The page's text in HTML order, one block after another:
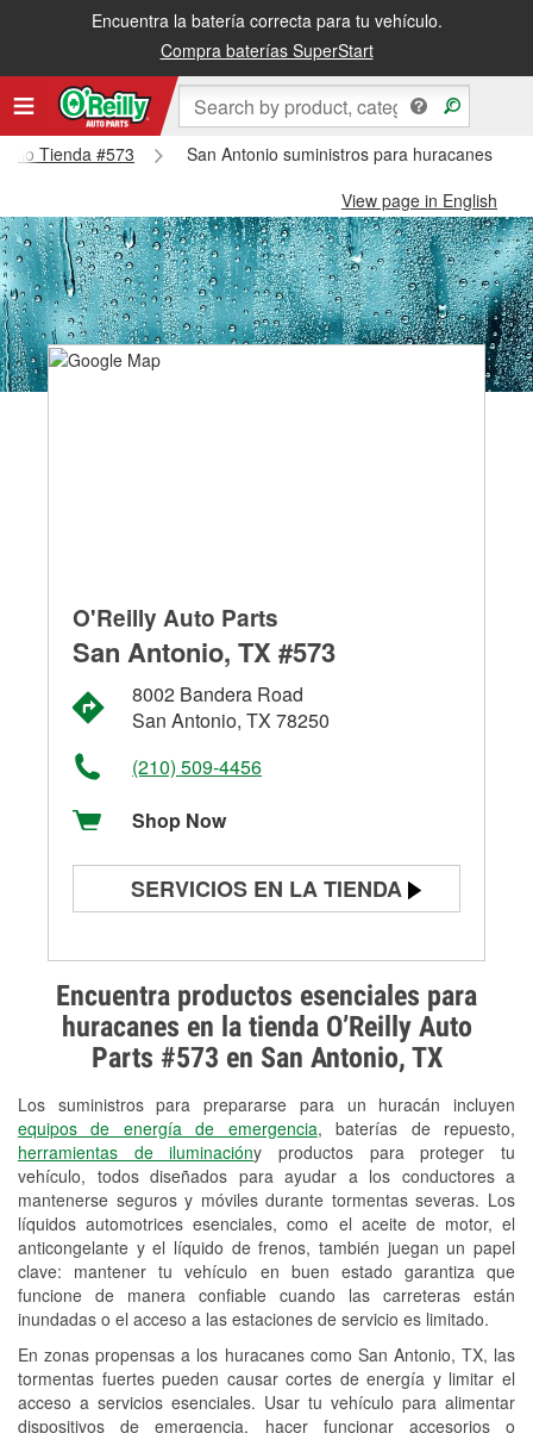
Encuentra la batería correcta para tu vehículo.
Compra baterías SuperStart
Tienda #573
San Antonio suministros para huracanes y
View page in English
Encuentra productos esenciales para
huracanes en la tienda O’Reilly Auto
Parts #573 en San Antonio, TX
Los suministros para prepararse para un huracán incluyen
equipos de energía de emergencia, baterías de repuesto,
herramientas de iluminacióny productos para proteger tu
vehículo, todos diseñados para ayudar a los conductores a
mantenerse seguros y móviles durante tormentas severas. Los
líquidos automotrices esenciales, como el aceite de motor, el
anticongelante y el líquido de frenos, también juegan un papel
clave: mantener tu vehículo en buen estado garantiza que
funcione de manera confiable cuando las carreteras están
inundadas o el acceso a las estaciones de servicio es limitado.
En zonas propensas a los huracanes como San Antonio, TX, las
tormentas fuertes pueden causar cortes de energía y limitar el
acceso a servicios esenciales. Usar tu vehículo para alimentar
dispositivos de emergencia, hacer funcionar accesorios o
O'Reilly Auto Parts
San Antonio, TX #573
8002 Bandera Road
San Antonio, TX 78250
(210) 509-4456
Shop Now
SERVICIOS EN LA TIENDA
Prueba de alternadores y
arrancadores
Revisión de la luz "Check Engine"
Reciclaje de baterías y aceite
Instalación de bombillas de faros
Instalación de limpiaparabrisas
Programa de Préstamo de
Herramientas
Rectificación de tambores y discos de
freno
Hurricane Supplies